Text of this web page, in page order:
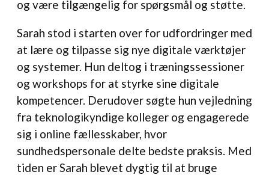
og være tilgængelig for spørgsmål og støtte.
Sarah stod i starten over for udfordringer med
at lære og tilpasse sig nye digitale værktøjer
og systemer. Hun deltog i træningssessioner
og workshops for at styrke sine digitale
kompetencer. Derudover søgte hun vejledning
fra teknologikyndige kolleger og engagerede
sig i online fællesskaber, hvor
sundhedspersonale delte bedste praksis. Med
tiden er Sarah blevet dygtig til at bruge